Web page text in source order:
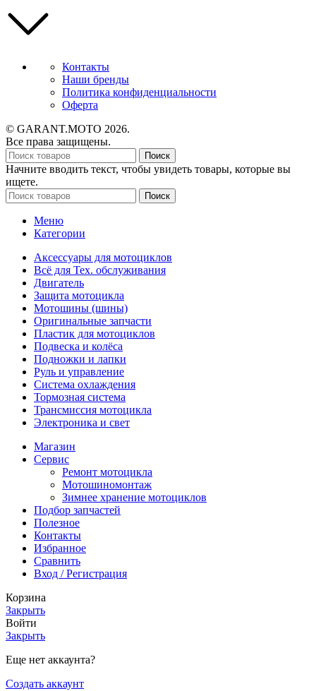
Контакты
Наши бренды
Политика конфиденциальности
Оферта
© GARANT.MOTO 2026.
Все права защищены.
Поиск
Начните вводить текст, чтобы увидеть товары, которые вы
ищете.
Поиск
Меню
Категории
Аксессуары для мотоциклов
Всё для Тех. обслуживания
Двигатель
Защита мотоцикла
Мотошины (шины)
Оригинальные запчасти
Пластик для мотоциклов
Подвеска и колёса
Подножки и лапки
Руль и управление
Система охлаждения
Тормозная система
Трансмиссия мотоцикла
Электроника и свет
Магазин
Сервис
Ремонт мотоцикла
Мотошиномонтаж
Зимнее хранение мотоциклов
Подбор запчастей
Полезное
Контакты
Избранное
Сравнить
Вход / Регистрация
Корзина
Закрыть
Войти
Закрыть
Еще нет аккаунта?
Создать аккаунт